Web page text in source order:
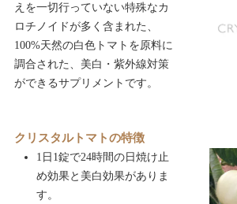
えを一切行っていない特殊なカ
ロチノイドが多く含まれた、
100%天然の白色トマトを原料に
調合された、美白・紫外線対策
ができるサプリメントです。
クリスタルトマトの特徴
1日1錠で24時間の日焼け止
め効果と美白効果がありま
す。